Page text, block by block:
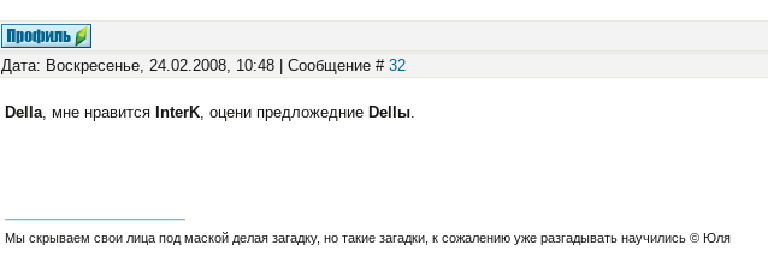
Дата: Воскресенье, 24.02.2008, 10:48 | Сообщение # 32
Della, мне нравится InterK, оцени предложедние Dellы.
Мы скрываем свои лица под маской делая загадку, но такие загадки, к сожалению уже разгадывать научились © Юля